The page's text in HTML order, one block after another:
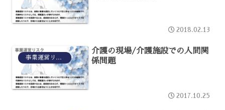
2018.02.13
事業運営リスク
介護の現場/介護施設での人間関
係問題
2017.10.25